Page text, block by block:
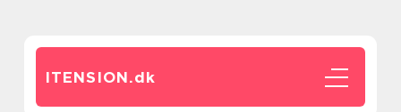
ITENSION.dk